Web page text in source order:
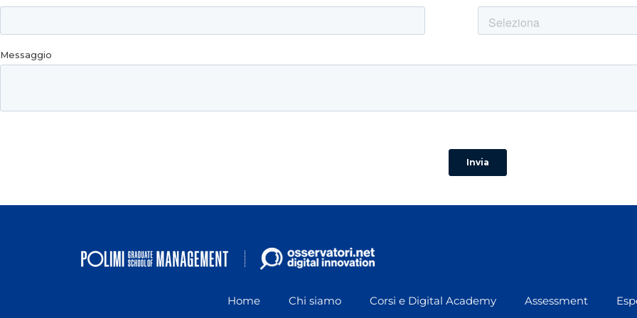
Home Chi siamo Corsi e Digital Academy Assessment